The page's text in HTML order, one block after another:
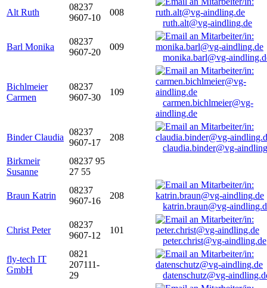
Alt Ruth
08237
9607-10
008
ruth.alt@vg-aindling.de
Barl Monika
08237
9607-20
009
monika.barl@vg-
Bichlmeier
Carmen
08237
9607-30
109
carmen.bichlmeier@vg-
aindling.de
Binder Claudia
08237
9607-17
208
claudia.binder@vg-
Birkmeir
Susanne
08237 95
27 55
Braun Katrin
08237
9607-16
208
katrin.braun@vg-
Christ Peter
08237
9607-12
101
peter.christ@vg-aindling.de
fly-tech IT
GmbH
0821
207111-
29
datenschutz@vg-